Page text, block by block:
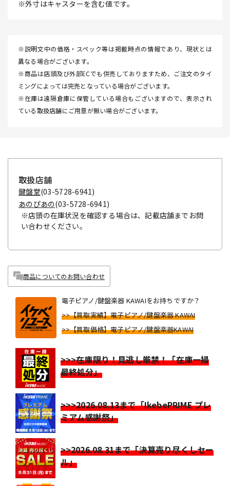
※外寸はキャスターを含む値です。
※説明文中の価格・スペック等は掲載時点の情報であり、現状とは
異なる場合がございます。
※商品は店頭及び外部ECでも併売しておりますため、ご注文のタイ
ミングによっては完売となっている場合がございます。
※在庫は遠隔倉庫に保管している場合もございますので、表示され
ている取扱店舗にご用意が無い場合がございます。
取扱店舗
鍵盤堂(03-5728-6941)
あのぴあの(03-5728-6941)
※店頭の在庫状況を確認する場合は、記載店舗までお問
い合わせください。
商品についてのお問い合わせ
電子ピアノ/鍵盤楽器 KAWAIをお持ちですか？
>>【買取実績】電子ピアノ/鍵盤楽器 KAWAI
>>【買取価格】電子ピアノ/鍵盤楽器KAWAI
>>>在庫限り！見逃し厳禁！「在庫一掃
最終処分」
>>>2026.08.13まで「IkebePRIME プレ
ミアム感謝祭」
>>2026.08.31まで「決算売り尽くしセー
ル」